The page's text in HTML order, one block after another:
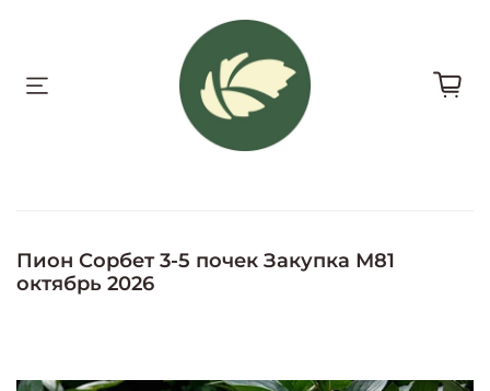
Пион Сорбет 3-5 почек Закупка М81
октябрь 2026